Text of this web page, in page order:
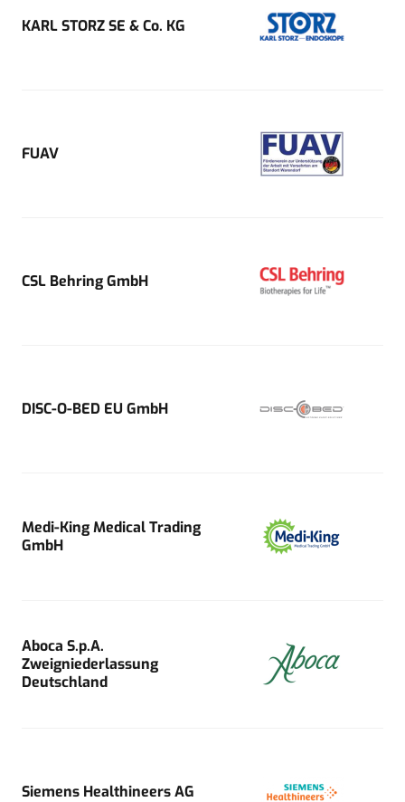
KARL STORZ SE & Co. KG
FUAV
CSL Behring GmbH
DISC-O-BED EU GmbH
Medi-King Medical Trading
GmbH
Aboca S.p.A.
Zweigniederlassung
Deutschland
Siemens Healthineers AG